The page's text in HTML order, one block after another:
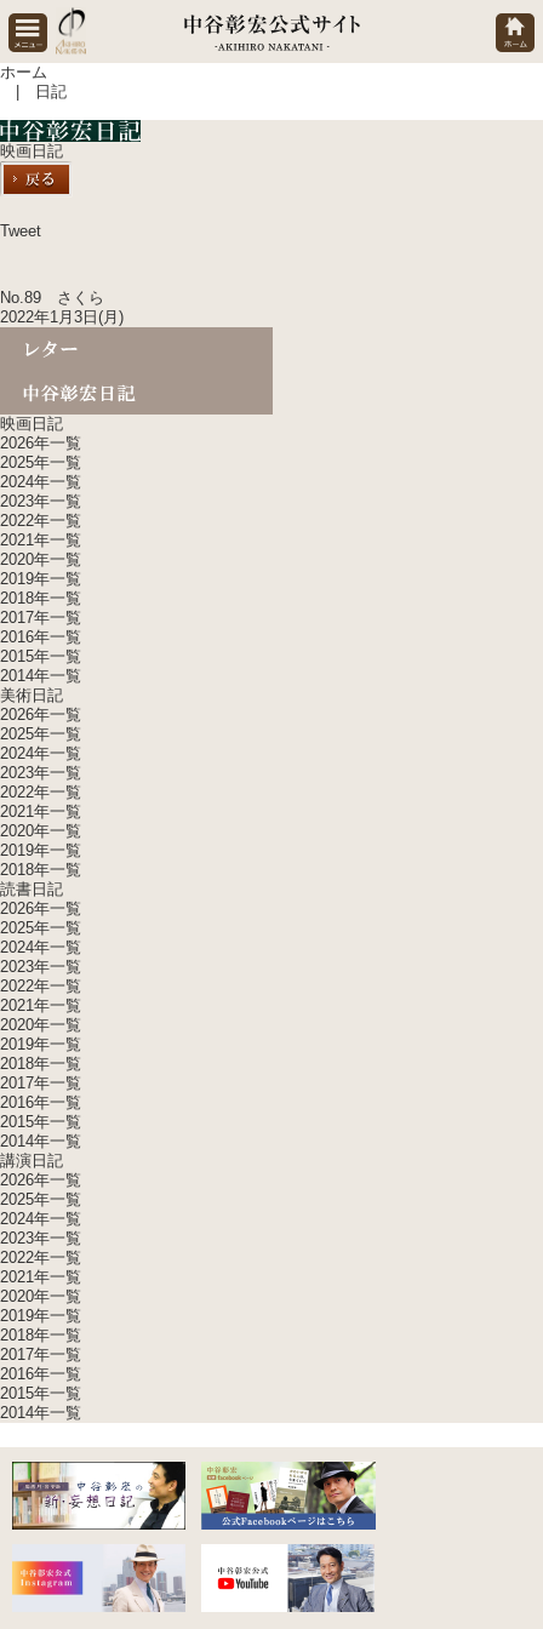
ホーム
| 日記
映画日記
Tweet
No.89 さくら
2022年1月3日(月)
映画日記
2026年一覧
2025年一覧
2024年一覧
2023年一覧
2022年一覧
2021年一覧
2020年一覧
2019年一覧
2018年一覧
2017年一覧
2016年一覧
2015年一覧
2014年一覧
美術日記
2026年一覧
2025年一覧
2024年一覧
2023年一覧
2022年一覧
2021年一覧
2020年一覧
2019年一覧
2018年一覧
読書日記
2026年一覧
2025年一覧
2024年一覧
2023年一覧
2022年一覧
2021年一覧
2020年一覧
2019年一覧
2018年一覧
2017年一覧
2016年一覧
2015年一覧
2014年一覧
講演日記
2026年一覧
2025年一覧
2024年一覧
2023年一覧
2022年一覧
2021年一覧
2020年一覧
2019年一覧
2018年一覧
2017年一覧
2016年一覧
2015年一覧
2014年一覧